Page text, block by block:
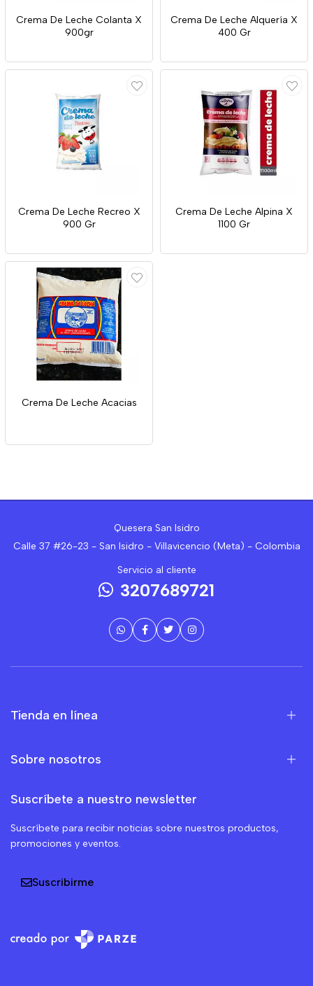
Crema De Leche Colanta X
900gr
Crema De Leche Alquería X
400 Gr
Crema De Leche Recreo X
900 Gr
Crema De Leche Alpina X
1100 Gr
Crema De Leche Acacias
Quesera San Isidro
Calle 37 #26-23 - San Isidro - Villavicencio (Meta) - Colombia
Servicio al cliente
3207689721
Tienda en línea
Sobre nosotros
Suscríbete a nuestro newsletter
Suscríbete para recibir noticias sobre nuestros productos,
promociones y eventos.
Suscribirme